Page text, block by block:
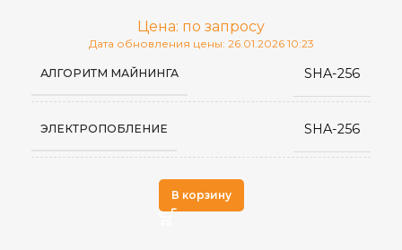
Цена: по запросу
Дата обновления цены: 26.01.2026 10:23
АЛГОРИТМ МАЙНИНГА SHA-256
ЭЛЕКТРОПОБЛЕНИЕ SHA-256
В корзину